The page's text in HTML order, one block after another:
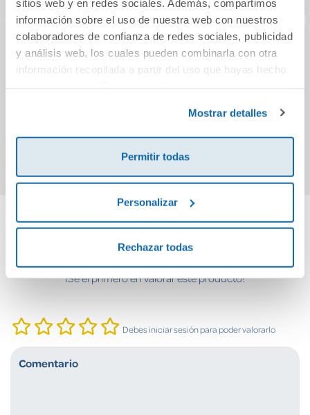
sitios web y en redes sociales. Además, compartimos
información sobre el uso de nuestra web con nuestros
colaboradores de confianza de redes sociales, publicidad
y análisis web, los cuales pueden combinarla con otra
información recopilada a partir del uso que hayas hecho
Mostrar detalles
Permitir todas
Personalizar
Rechazar todas
21 lecciones para
el siglo XXI
Comprar
La maestra
12,95€
Comprar
Cuéntanos tu opinión
¡Sé el primero en valorar este producto!
Debes iniciar sesión para poder valorarlo